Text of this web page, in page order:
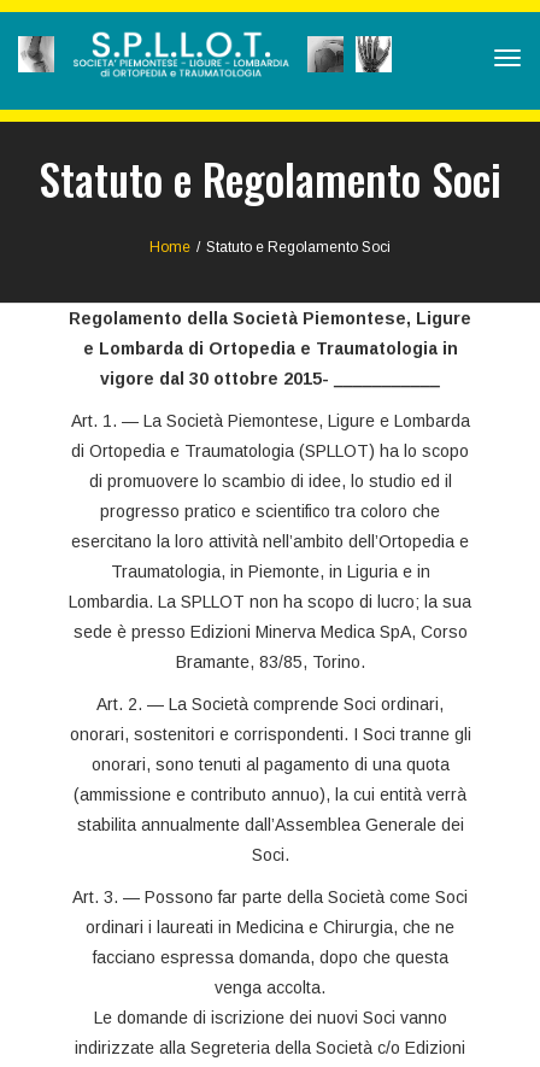
Statuto e Regolamento Soci
Home / Statuto e Regolamento Soci
Regolamento della Società Piemontese, Ligure
e Lombarda di Ortopedia e Traumatologia in
vigore dal 30 ottobre 2015- ___________
Art. 1. — La Società Piemontese, Ligure e Lombarda
di Ortopedia e Traumatologia (SPLLOT) ha lo scopo
di promuovere lo scambio di idee, lo studio ed il
progresso pratico e scientifico tra coloro che
esercitano la loro attività nell’ambito dell’Ortopedia e
Traumatologia, in Piemonte, in Liguria e in
Lombardia. La SPLLOT non ha scopo di lucro; la sua
sede è presso Edizioni Minerva Medica SpA, Corso
Bramante, 83/85, Torino.
Art. 2. — La Società comprende Soci ordinari,
onorari, sostenitori e corrispondenti. I Soci tranne gli
onorari, sono tenuti al pagamento di una quota
(ammissione e contributo annuo), la cui entità verrà
stabilita annualmente dall’Assemblea Generale dei
Soci.
Art. 3. — Possono far parte della Società come Soci
ordinari i laureati in Medicina e Chirurgia, che ne
facciano espressa domanda, dopo che questa
venga accolta.
Le domande di iscrizione dei nuovi Soci vanno
indirizzate alla Segreteria della Società c/o Edizioni